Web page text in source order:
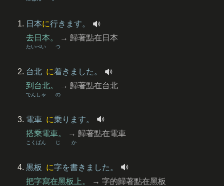
日本に行きます。
去日本。
→ 歸著點在日本
台北
たいぺい
に着
つ
きました。
到台北。
→ 歸著點在台北
電車
でんしゃ
に乗
の
ります。
搭乘電車。
→ 歸著點在電車
黒板
こくばん
に字
じ
を書
か
きました。
把字寫在黑板上。
→ 字的歸著點在黑板